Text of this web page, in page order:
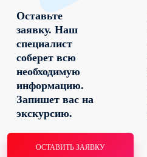
Оставьте
заявку. Наш
специалист
соберет всю
необходимую
информацию.
Запишет вас на
экскурсию.
ОСТАВИТЬ ЗАЯВКУ